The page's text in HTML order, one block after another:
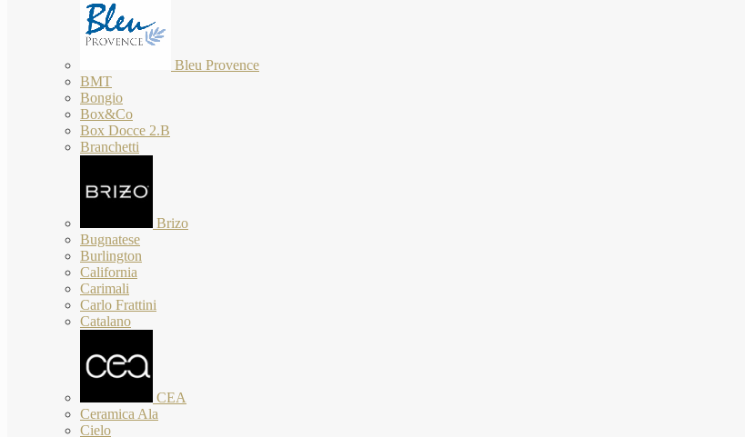
Bleu Provence
BMT
Bongio
Box&Co
Box Docce 2.B
Branchetti
Brizo
Bugnatese
Burlington
California
Carimali
Carlo Frattini
Catalano
CEA
Ceramica Ala
Cielo